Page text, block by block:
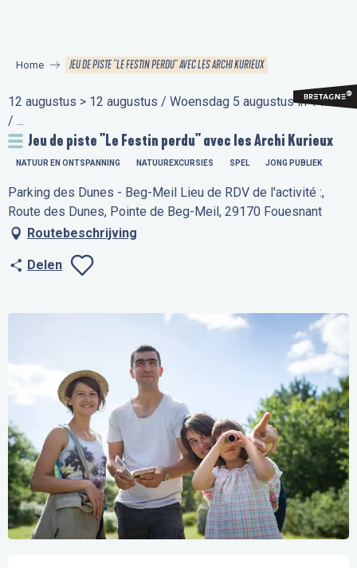
principal
Home JEU DE PISTE "LE FESTIN PERDU" AVEC LES ARCHI KURIEUX
12 augustus > 12 augustus / Woensdag 5 augustus in 14:00
/ ...
Jeu de piste "Le Festin perdu" avec les Archi Kurieux
NATUUR EN ONTSPANNING NATUUREXCURSIES SPEL JONG PUBLIEK
Parking des Dunes - Beg-Meil Lieu de RDV de l'activité :,
Route des Dunes, Pointe de Beg-Meil, 29170 Fouesnant
Routebeschrijving
Delen